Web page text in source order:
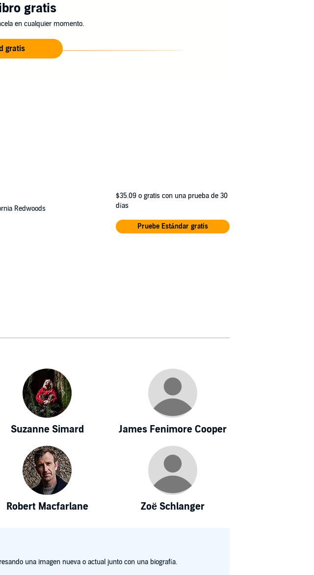
gratis
en cualquier momento.
gratis
Redwoods
$35.09 o gratis con una prueba de 30
días
Pruebe Estándar gratis
Suzanne Simard James Fenimore Cooper
Robert Macfarlane Zoë Schlanger
una imagen nueva o actual junto con una biografía.